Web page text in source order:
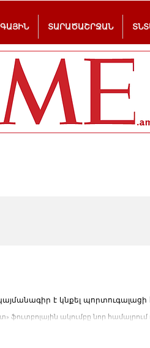
ՏԱՐԱԾԱՇՐՋԱՆ
է կնքել
ֆուտբոլային ակումբը նոր